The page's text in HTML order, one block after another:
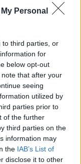
Personal
to third parties, or
for
below opt-out
that after your
seeing
utilized by
parties prior to
of the further
third parties on the
information may
the IAB’s List of
disclose it to other
παθολογικό το
όπως και
πολύτιμες
Συνήθως
ή
ύπνου και
να βελτιώσετε